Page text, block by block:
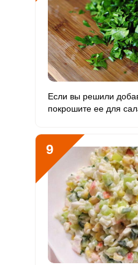
Если вы решили
покрошите ее для
9